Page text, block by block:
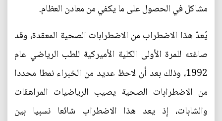
مشاكل في الحصول على ما يكفي من معادن العظام.
يُعدّ هذا الاضطراب من الاضطرابات الصحية المعقدة، وقد
صاغته للمرة الأولى الكلية الأميركية للطب الرياضي عام
1992، وذلك بعد أن لاحظ عديد من الخبراء نمطا محددا
من الاضطرابات الصحية يصيب الرياضيات المراهقات
والشابات، إذ يعد هذا الاضطراب شائعا نسبيا بين